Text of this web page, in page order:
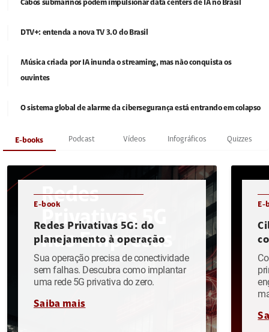
Cabos submarinos podem impulsionar data centers de IA no Brasil
DTV+: entenda a nova TV 3.0 do Brasil
Música criada por IA inunda o streaming, mas não conquista os
ouvintes
O sistema global de alarme da cibersegurança está entrando em colapso
E-books Podcast Vídeos Infográficos Quizzes
E-book
Redes Privativas 5G: do
planejamento à operação
Sua operação precisa de conectividade
sem falhas. Descubra como implantar
uma rede 5G privativa do zero.
Saiba mais
E-